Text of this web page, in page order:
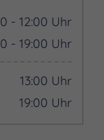
- 12:00 Uhr
- 19:00 Uhr
13:00 Uhr
19:00 Uhr